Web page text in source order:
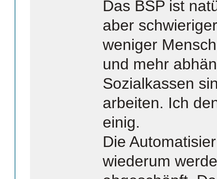
Das BSP ist
aber
weniger
und mehr
Sozialkassen
arbeiten. Ich
einig.
Die
wiederum